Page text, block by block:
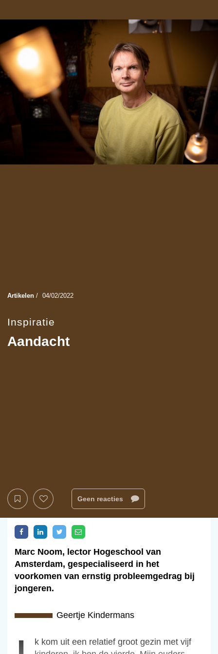
Artikelen / 04/02/2022
Inspiratie
Aandacht
Geen reacties
Marc Noom, lector Hogeschool van
Amsterdam, gespecialiseerd in het
voorkomen van ernstig probleemgedrag bij
jongeren.
Geertje Kindermans
Ik kom uit een relatief groot gezin met vijf